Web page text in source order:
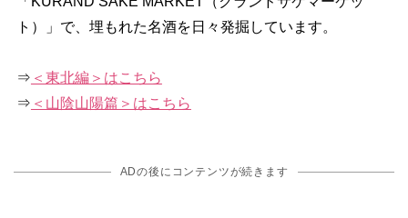
ト）」で、埋もれた名酒を日々発掘しています。
⇒ ＜東北編＞はこちら
⇒ ＜山陰山陽篇＞はこちら
ADの後にコンテンツが続きます